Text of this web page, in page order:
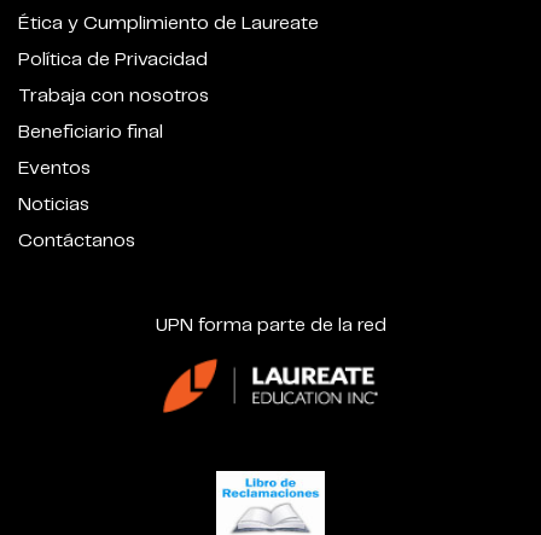
Ética y Cumplimiento de Laureate
Política de Privacidad
Trabaja con nosotros
Beneficiario final
Eventos
Noticias
Contáctanos
UPN forma parte de la red